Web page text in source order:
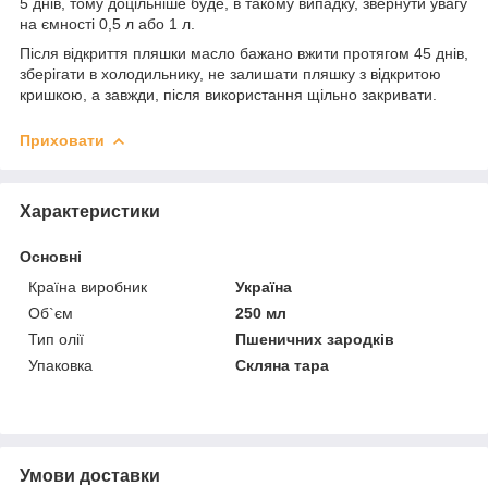
на ємності 0,5 л або 1 л.
Після відкриття пляшки масло бажано вжити протягом 45 днів,
зберігати в холодильнику, не залишати пляшку з відкритою
кришкою, а завжди, після використання щільно закривати.
Приховати
Характеристики
Основні
Країна виробник
Україна
Об`єм
250 мл
Тип олії
Пшеничних зародків
Упаковка
Скляна тара
Умови доставки